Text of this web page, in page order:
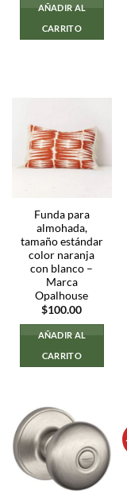
AÑADIR AL
CARRITO
Funda para
almohada,
tamaño estándar
color naranja
con blanco –
Marca
Opalhouse
$100.00
AÑADIR AL
CARRITO